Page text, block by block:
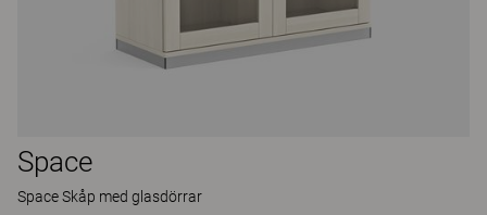
Space
Space Skåp med glasdörrar